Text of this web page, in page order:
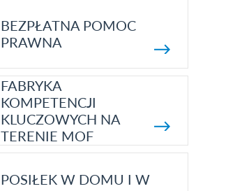
BEZPŁATNA POMOC
PRAWNA
FABRYKA
KOMPETENCJI
KLUCZOWYCH NA
TERENIE MOF
POSIŁEK W DOMU I W